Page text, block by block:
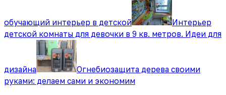
обучающий интерьер в детской
Интерьер
детской комнаты для девочки в 9 кв. метров. Идеи для
дизайна
Огнебиозащита дерева своими
руками: делаем сами и экономим